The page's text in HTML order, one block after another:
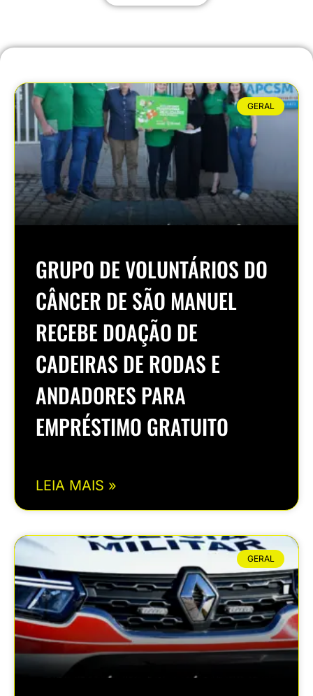
GERAL
GRUPO DE VOLUNTÁRIOS DO
CÂNCER DE SÃO MANUEL
RECEBE DOAÇÃO DE
CADEIRAS DE RODAS E
ANDADORES PARA
EMPRÉSTIMO GRATUITO
LEIA MAIS »
GERAL